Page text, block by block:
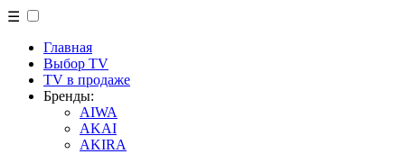
☰
Главная
Выбор TV
TV в продаже
Бренды:
AIWA
AKAI
AKIRA